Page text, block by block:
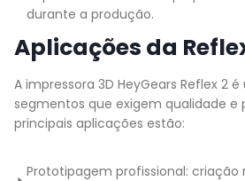
durante a produção.
Aplicações da
A impressora 3D HeyGears Reflex 2
segmentos que exigem qualidade e
principais aplicações estão:
Prototipagem profissional: criação